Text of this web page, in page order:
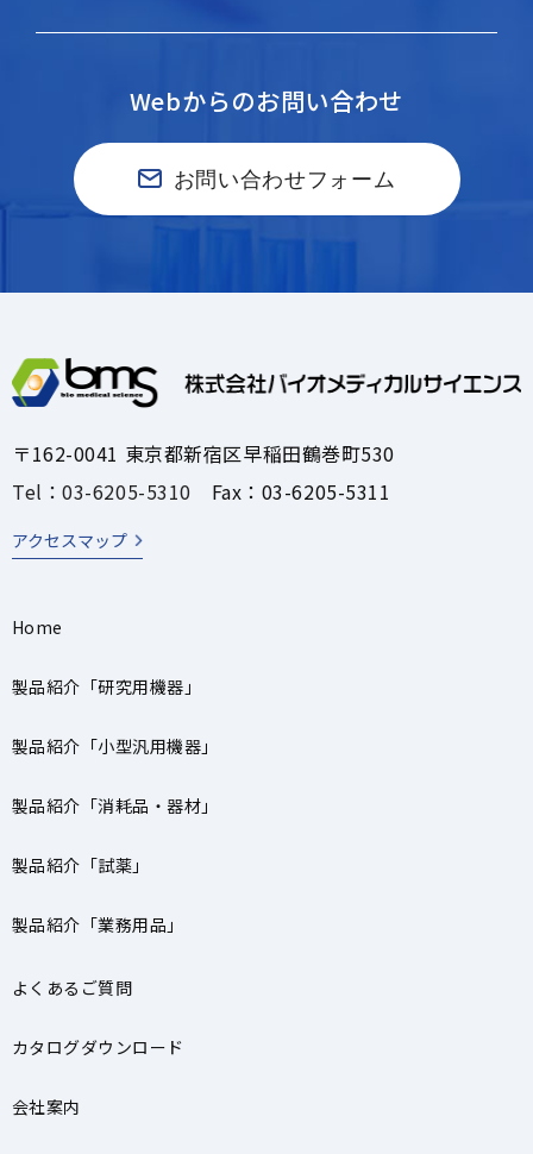
Webからのお問い合わせ
お問い合わせフォーム
〒162-0041 東京都新宿区早稲田鶴巻町530
Tel：03-6205-5310 Fax：03-6205-5311
アクセスマップ
Home
製品紹介「研究用機器」
製品紹介「小型汎用機器」
製品紹介「消耗品・器材」
製品紹介「試薬」
製品紹介「業務用品」
よくあるご質問
カタログダウンロード
会社案内